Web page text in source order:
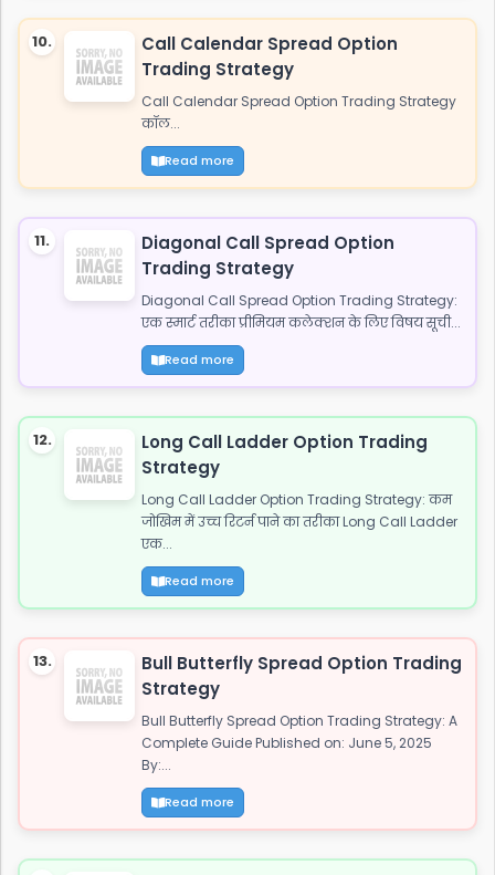
10.
Call Calendar Spread Option
Trading Strategy
Call Calendar Spread Option Trading Strategy
कॉल...
Read more
11.
Diagonal Call Spread Option
Trading Strategy
Diagonal Call Spread Option Trading Strategy:
एक स्मार्ट तरीका प्रीमियम कलेक्शन के लिए विषय सूची...
Read more
12.
Long Call Ladder Option Trading
Strategy
Long Call Ladder Option Trading Strategy: कम
जोखिम में उच्च रिटर्न पाने का तरीका Long Call Ladder
एक...
Read more
13.
Bull Butterfly Spread Option Trading
Strategy
Bull Butterfly Spread Option Trading Strategy: A
Complete Guide Published on: June 5, 2025
By:...
Read more